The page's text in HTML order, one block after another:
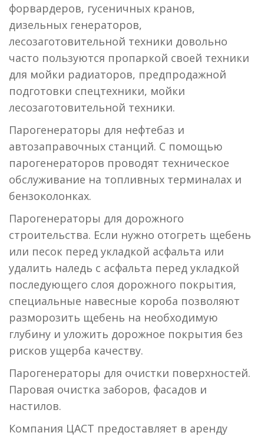
форвардеров, гусеничных кранов,
дизельных генераторов,
лесозаготовительной техники довольно
часто пользуются пропаркой своей техники
для мойки радиаторов, предпродажной
подготовки спецтехники, мойки
лесозаготовительной техники.
Парогенераторы для нефтебаз и
автозаправочных станций. С помощью
парогенераторов проводят техническое
обслуживание на топливных терминалах и
бензоколонках.
Парогенераторы для дорожного
строительства. Если нужно отогреть щебень
или песок перед укладкой асфальта или
удалить наледь с асфальта перед укладкой
последующего слоя дорожного покрытия,
специальные навесные короба позволяют
разморозить щебень на необходимую
глубину и уложить дорожное покрытия без
рисков ущерба качеству.
Парогенераторы для очистки поверхностей.
Паровая очистка заборов, фасадов и
настилов.
Компания ЦАСТ предоставляет в аренду